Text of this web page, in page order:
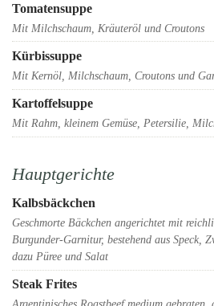
Tomatensuppe
Mit Milchschaum, Kräuteröl und Croutons
Kürbissuppe
Mit Kernöl, Milchschaum, Croutons und
Kartoffelsuppe
Mit Rahm, kleinem Gemüse, Petersilie,
Hauptgerichte
Kalbsbäckchen
Geschmorte Bäckchen angerichtet mit
Burgunder-Garnitur, bestehend aus Speck,
dazu Püree und Salat
Steak Frites